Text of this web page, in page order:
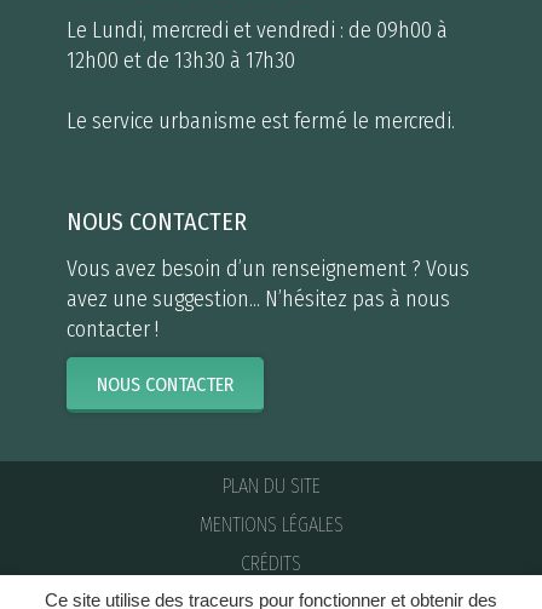
Ce site utilise des traceurs pour fonctionner et obtenir des
Le Lundi, mercredi et vendredi : de 09h00 à
12h00 et de 13h30 à 17h30
Le service urbanisme est fermé le mercredi.
NOUS CONTACTER
Vous avez besoin d’un renseignement ? Vous
avez une suggestion... N’hésitez pas à nous
contacter !
NOUS CONTACTER
PLAN DU SITE
MENTIONS LÉGALES
CRÉDITS
NOUS CONTACTER